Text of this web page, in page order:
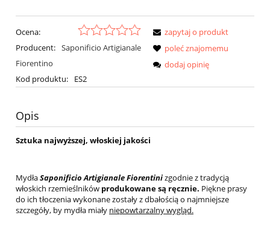
Ocena:
Producent: Saponificio Artigianale
Fiorentino
Kod produktu:
ES2
zapytaj o produkt
poleć znajomemu
dodaj opinię
Opis
Sztuka najwyższej, włoskiej jakości
MydłaSaponificio Artigianale Fiorentinizgodnie z tradycją
włoskich rzemieślników produkowane są ręcznie. Piękne prasy
do ich tłoczenia wykonane zostały z dbałością o najmniejsze
szczegóły, by mydła miały niepowtarzalny wygląd.